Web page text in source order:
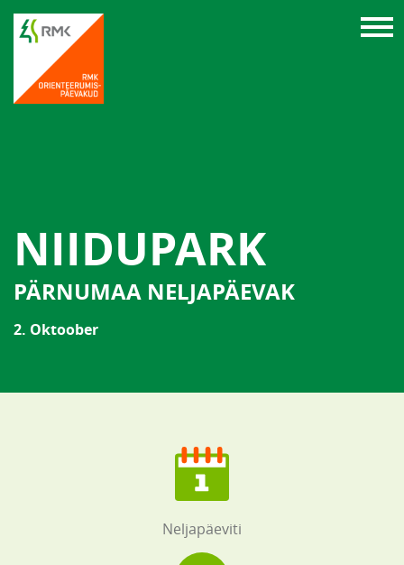
NIIDUPARK
PÄRNUMAA NELJAPÄEVAK
2. Oktoober
Neljapäeviti